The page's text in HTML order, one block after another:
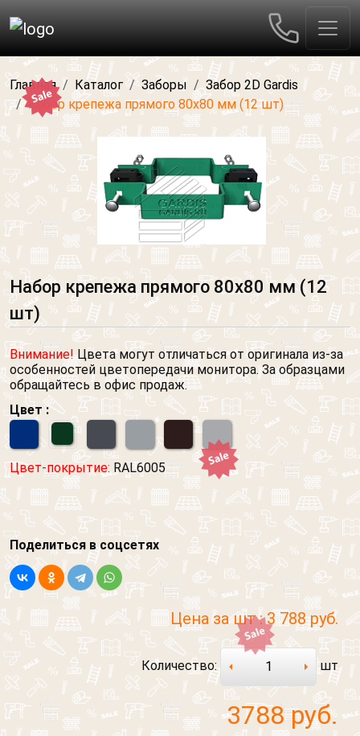
Главная Каталог Заборы
Забор 2D Gardis
Набор крепежа прямого 80х80 мм (12 шт)
Набор крепежа прямого 80х80 мм (12
шт)
Внимание!Цвета могут отличаться от оригинала из-за
особенностей цветопередачи монитора. За образцами
обращайтесь в офис продаж.
Цвет :
Цвет-покрытие: RAL6005
Поделиться в соцсетях
Цена за шт :3 788 руб.
Количество: шт
3788 руб.